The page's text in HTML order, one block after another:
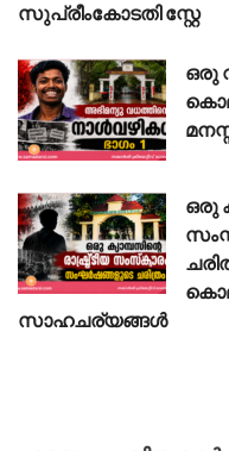
സുപ്രീംകോടതി സ്റ്റേ
ഒരു
ഒരു
സാഹചര്യങ്ങൾ